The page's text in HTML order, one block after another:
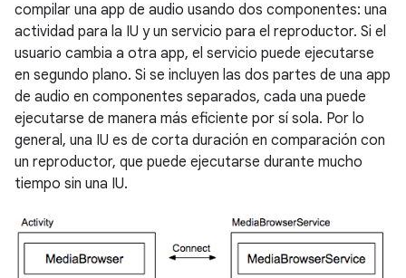
compilar una app de audio usando dos componentes: una
actividad para la IU y un servicio para el reproductor. Si el
usuario cambia a otra app, el servicio puede ejecutarse
en segundo plano. Si se incluyen las dos partes de una app
de audio en componentes separados, cada una puede
ejecutarse de manera más eficiente por sí sola. Por lo
general, una IU es de corta duración en comparación con
un reproductor, que puede ejecutarse durante mucho
tiempo sin una IU.